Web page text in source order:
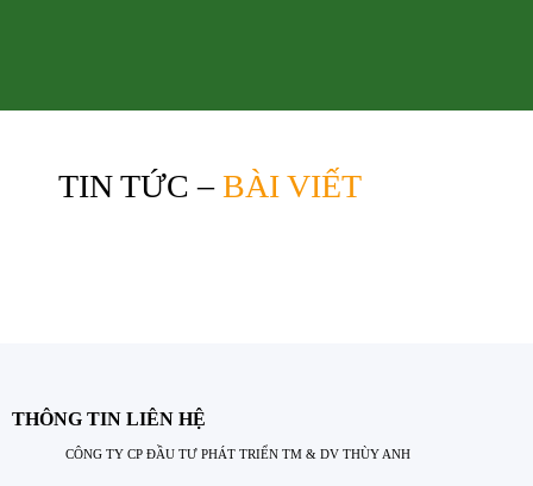
TIN TỨC –BÀI VIẾT
THÔNG TIN LIÊN HỆ
CÔNG TY CP ĐẦU TƯ PHÁT TRIỂN TM & DV THÙY ANH